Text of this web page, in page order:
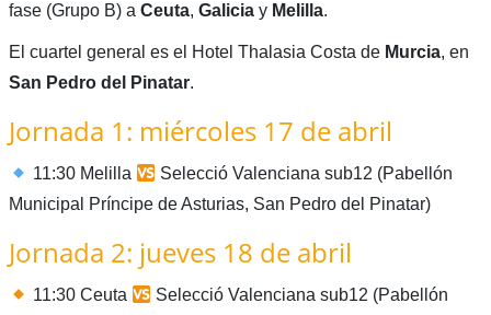
fase (Grupo B) a Ceuta, Galiciay Melilla.
El cuartel general es el Hotel Thalasia Costa de Murcia, en
San Pedro del Pinatar.
Jornada 1: miércoles 17 de abril
11:30 Melilla
Selecció Valenciana sub12 (Pabellón
Municipal Príncipe de Asturias, San Pedro del Pinatar)
Jornada 2: jueves 18 de abril
11:30 Ceuta
Selecció Valenciana sub12 (Pabellón